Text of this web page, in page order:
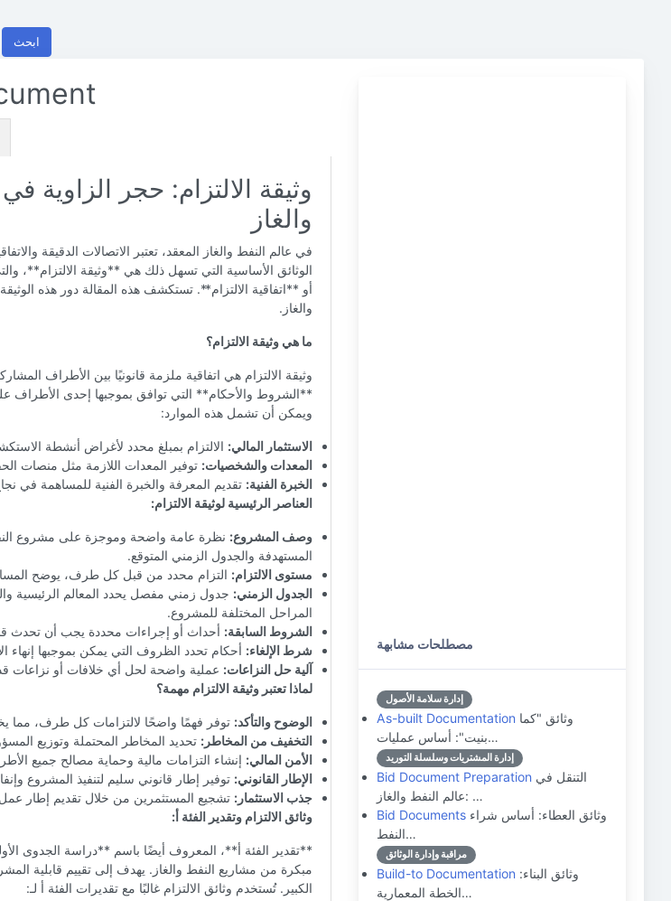
ابحث
وثيقة الالتزام: حجر الزاوية
والغاز
في عالم النفط والغاز المعقد، تعتبر الاتصالات الدقيقة
الوثائق الأساسية التي تسهل ذلك هي **وثيقة الالتزام**،
أو **اتفاقية الالتزام**. تستكشف هذه المقالة دور هذه
والغاز.
ما هي وثيقة الالتزام؟
وثيقة الالتزام هي اتفاقية ملزمة قانونيًا بين الأطراف
**الشروط والأحكام** التي توافق بموجبها إحدى الأطراف
ويمكن أن تشمل هذه الموارد:
الاستثمار المالي: الالتزام بمبلغ محدد لأغراض أنشطة
المعدات والشخصيات: توفير المعدات اللازمة مثل منصات
الخبرة الفنية: تقديم المعرفة والخبرة الفنية للمساهمة في
العناصر الرئيسية لوثيقة الالتزام:
وصف المشروع: نظرة عامة واضحة وموجزة على مشروع
المستهدفة والجدول الزمني المتوقع.
مستوى الالتزام: التزام محدد من قبل كل طرف، يوضح
الجدول الزمني: جدول زمني مفصل يحدد المعالم الرئيسية
المراحل المختلفة للمشروع.
الشروط السابقة: أحداث أو إجراءات محددة يجب أن تحدث قبل
شرط الإلغاء: أحكام تحدد الظروف التي يمكن بموجبها
آلية حل النزاعات: عملية واضحة لحل أي خلافات أو نزاعات
لماذا تعتبر وثيقة الالتزام مهمة؟
الوضوح والتأكد: توفر فهمًا واضحًا لالتزامات كل طرف، مما
التخفيف من المخاطر: تحديد المخاطر المحتملة وتوزيع
الأمن المالي: إنشاء التزامات مالية وحماية مصالح جميع
الإطار القانوني: توفير إطار قانوني سليم لتنفيذ المشروع
جذب الاستثمار: تشجيع المستثمرين من خلال تقديم إطار
وثائق الالتزام وتقدير الفئة أ:
**تقدير الفئة أ**، المعروف أيضًا باسم **دراسة الجدوى
مبكرة من مشاريع النفط والغاز. يهدف إلى تقييم قابلية
الكبير. تُستخدم وثائق الالتزام غالبًا مع تقديرات الفئة أ لـ:
مصطلحات مشابهة
إدارة سلامة الأصول
As-built Documentation
بنيت": أساس عمليات…
إدارة المشتريات وسلسلة التوريد
Bid Document Preparation
عالم النفط والغاز: …
Bid Documents
النفط…
مراقبة وإدارة الوثائق
Build-to Documentation
الخطة المعمارية…